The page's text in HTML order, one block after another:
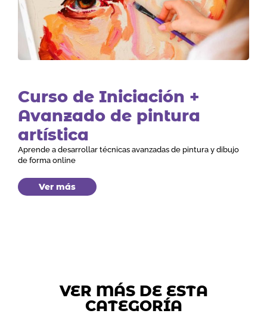
Curso de Iniciación +
Avanzado de pintura
artística
Aprende a desarrollar técnicas avanzadas de pintura y dibujo
de forma online
Ver más
VER MÁS DE ESTA
CATEGORÍA